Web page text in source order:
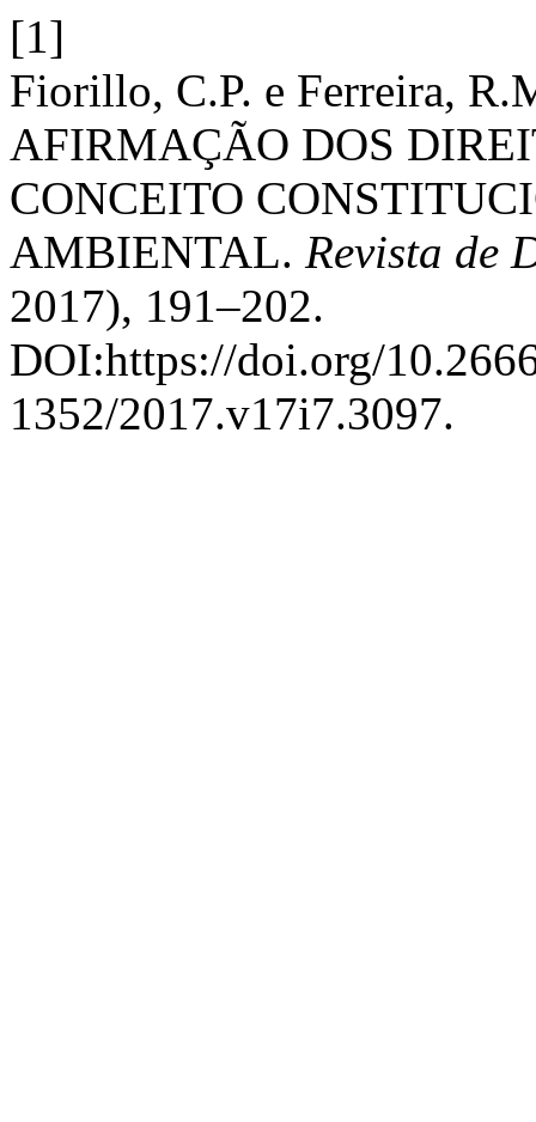
[1]
Fiorillo, C.P. e Ferreira,
AFIRMAÇÃO DOS
CONCEITO
AMBIENTAL. Revista de
2017), 191–202.
DOI:https://doi.org/
1352/2017.v17i7.3097.